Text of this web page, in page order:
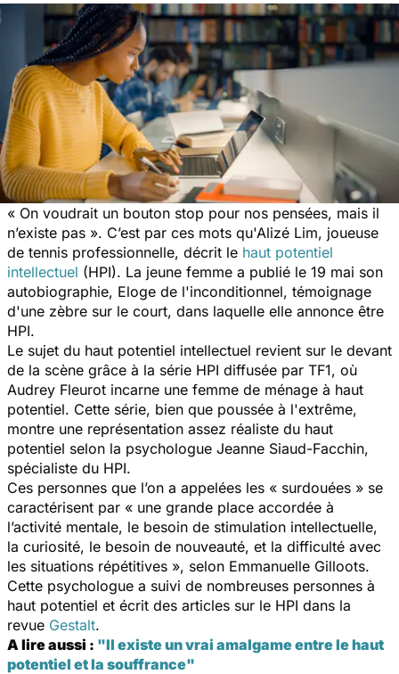
« On voudrait un bouton stop pour nos pensées, mais il
n’existe pas ». C’est par ces mots qu'Alizé Lim, joueuse
de tennis professionnelle, décrit le haut potentiel
intellectuel (HPI). La jeune femme a publié le 19 mai son
autobiographie, Eloge de l'inconditionnel, témoignage
d'une zèbre sur le court, dans laquelle elle annonce être
HPI.
Le sujet du haut potentiel intellectuel revient sur le devant
de la scène grâce à la série HPI diffusée par TF1, où
Audrey Fleurot incarne une femme de ménage à haut
potentiel. Cette série, bien que poussée à l'extrême,
montre une représentation assez réaliste du haut
potentiel selon la psychologue Jeanne Siaud-Facchin,
spécialiste du HPI.
Ces personnes que l’on a appelées les « surdouées » se
caractérisent par « une grande place accordée à
l’activité mentale, le besoin de stimulation intellectuelle,
la curiosité, le besoin de nouveauté, et la difficulté avec
les situations répétitives », selon Emmanuelle Gilloots.
Cette psychologue a suivi de nombreuses personnes à
haut potentiel et écrit des articles sur le HPI dans la
revue Gestalt.
A lire aussi : "Il existe un vrai amalgame entre le haut
potentiel et la souffrance"